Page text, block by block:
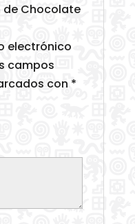
de Chocolate
electrónico
campos
con *